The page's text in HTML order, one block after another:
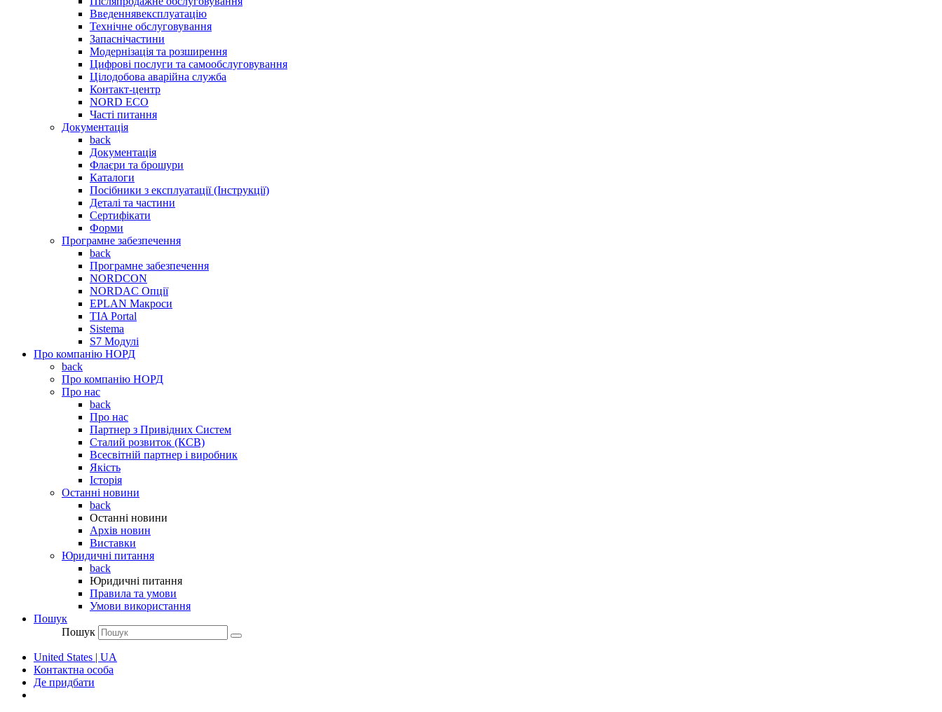
Введеннявексплуатацію
Технічне обслуговування
Запаснічастини
Модернізація та розширення
Цифрові послуги та самообслуговування
Цілодобова аварійна служба
Контакт-центр
NORD ECO
Часті питання
Документація
back
Документація
Флаєри та брошури
Каталоги
Посібники з експлуатації (Інструкції)
Деталі та частини
Сертифікати
Форми
Програмне забезпечення
back
Програмне забезпечення
NORDCON
NORDAC Опції
EPLAN Макроси
TIA Portal
Sistema
S7 Модулі
Про компанію НОРД
back
Про компанію НОРД
Про нас
back
Про нас
Партнер з Привідних Систем
Сталий розвиток (КСВ)
Всесвітній партнер і виробник
Якість
Історія
Останні новини
back
Останні новини
Архів новин
Виставки
Юридичні питання
back
Юридичні питання
Правила та умови
Умови використання
Пошук
Пошук
United States | UA
Контактна особа
Де придбати